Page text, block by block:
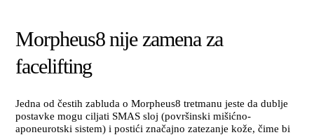
Morpheus8 nije zamena za
facelifting
Jedna od čestih zabluda o Morpheus8 tretmanu jeste da dublje
postavke mogu ciljati SMAS sloj (površinski mišićno-
aponeurotski sistem) i postići značajno zatezanje kože, čime bi